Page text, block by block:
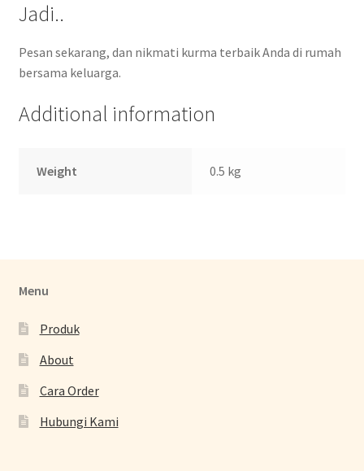
Jadi..
Pesan sekarang, dan nikmati kurma terbaik Anda di rumah
bersama keluarga.
Additional information
Weight 0.5 kg
Menu
Produk
About
Cara Order
Hubungi Kami